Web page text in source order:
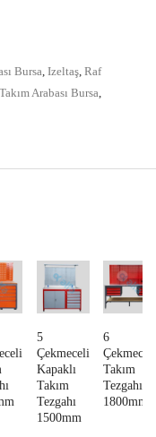
Bursa, Izeltaş, Raf
Takım Arabası Bursa,
5
Çekmeceli
Kapaklı
Takım
Tezgahı
1500mm
6
Çekmeceli
Takım
Tezgahı
1800mm